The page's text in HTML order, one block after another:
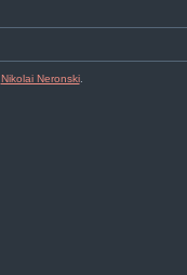
Nikolai Neronski.